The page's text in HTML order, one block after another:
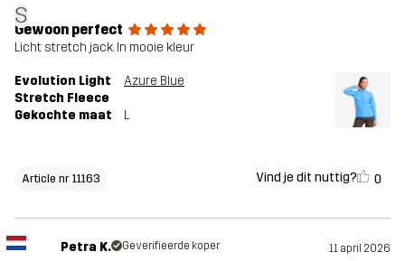
S
Gewoon perfect
Licht stretch jack. In mooie kleur
Evolution Light
Stretch Fleece
Azure Blue
Gekochte maat L
Article nr 11163 Vind je dit nuttig? 0
Petra K. Geverifieerde koper 11 april 2026